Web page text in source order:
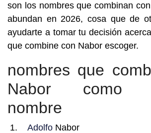
son los nombres que combinan
abundan en 2026, cosa que de
ayudarte a tomar tu decisión
que combine con Nabor escoger.
nombres que
Nabor como
nombre
Adolfo Nabor